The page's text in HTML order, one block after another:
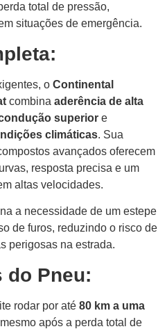
total de pressão,
situações de emergência.
o Continental
combina aderência de alta
superior e
climáticas. Sua
avançados oferecem
resposta precisa e um
altas velocidades.
a necessidade de um estepe
de furos, reduzindo o risco de
perigosas na estrada.
do Pneu:
rodar por até 80 km a uma
mesmo após a perda total de